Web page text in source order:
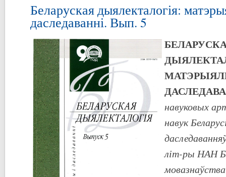
Беларуская дыялекталогія:
даследаванні. Вып. 5
навуковых
навук
літ-ры НАН